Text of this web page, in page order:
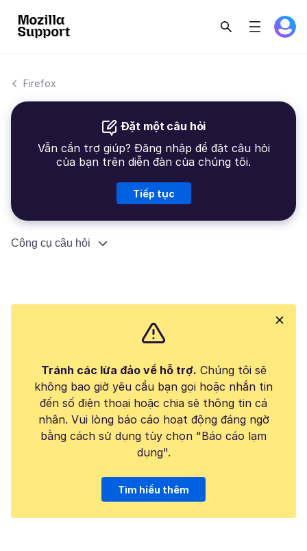
Firefox
Đặt một câu hỏi
Vẫn cần trợ giúp? Đăng nhập để đặt câu hỏi
của bạn trên diễn đàn của chúng tôi.
Tiếp tục
Công cụ câu hỏi
Tránh các lừa đảo về hỗ trợ. Chúng tôi sẽ
không bao giờ yêu cầu bạn gọi hoặc nhắn tin
đến số điện thoại hoặc chia sẻ thông tin cá
nhân. Vui lòng báo cáo hoạt động đáng ngờ
bằng cách sử dụng tùy chọn "Báo cáo lạm
dụng".
Tìm hiểu thêm